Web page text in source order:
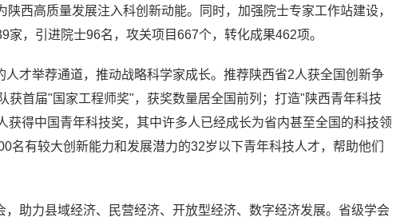
西高质量发展注入科创新动能。同时，加强院士专家工作站建设，
，引进院士96名，攻关项目667个，转化成果462项。
才举荐通道，推动战略科学家成长。推荐陕西省2人获全国创新争
获首届"国家工程师奖"，获奖数量居全国前列；打造"陕西青年科技
得中国青年科技奖，其中许多人已经成长为省内甚至全国的科技领
名有较大创新能力和发展潜力的32岁以下青年科技人才，帮助他们
助力县域经济、民营经济、开放型经济、数字经济发展。省级学会